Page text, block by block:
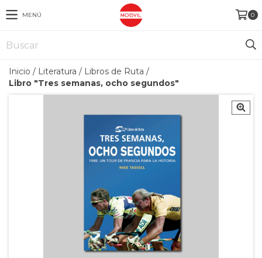
MENÚ 0
Inicio / Literatura / Libros de Ruta /
Libro "Tres semanas, ocho segundos"